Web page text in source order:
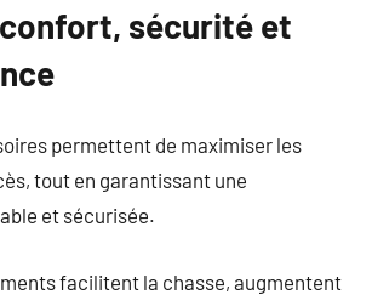
sécurité et
permettent de maximiser les
tout en garantissant une
et sécurisée.
facilitent la chasse, augmentent